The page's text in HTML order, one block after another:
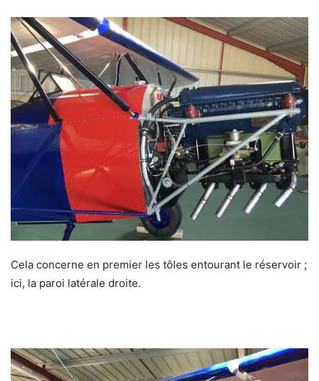
Cela concerne en premier les tôles entourant le réservoir ;
ici, la paroi latérale droite.